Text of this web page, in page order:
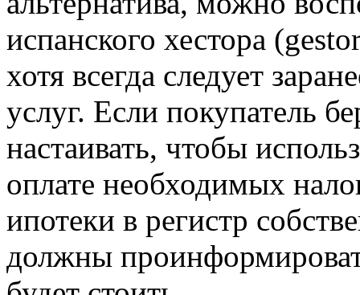
испанского хестора
хотя всегда следует
услуг. Если покупатель
настаивать, чтобы
оплате необходимых
ипотеки в регистр
должны